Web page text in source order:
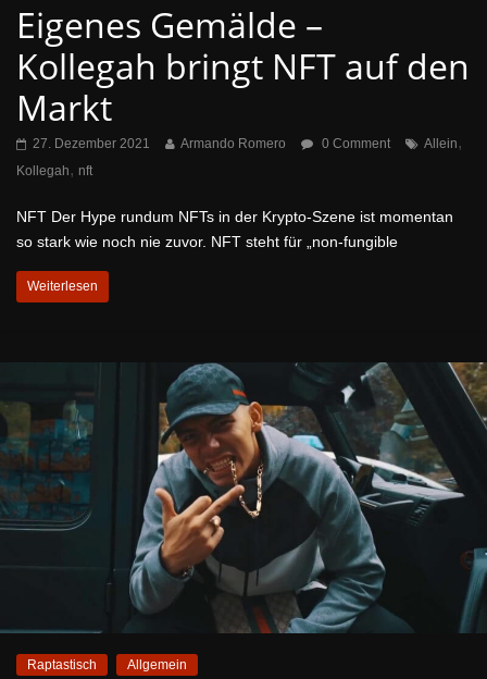
Eigenes Gemälde –
Kollegah bringt NFT auf den
Markt
27. Dezember 2021 Armando Romero 0 Comment Allein,
Kollegah, nft
NFT Der Hype rundum NFTs in der Krypto-Szene ist momentan
so stark wie noch nie zuvor. NFT steht für „non-fungible
Weiterlesen
Raptastisch Allgemein